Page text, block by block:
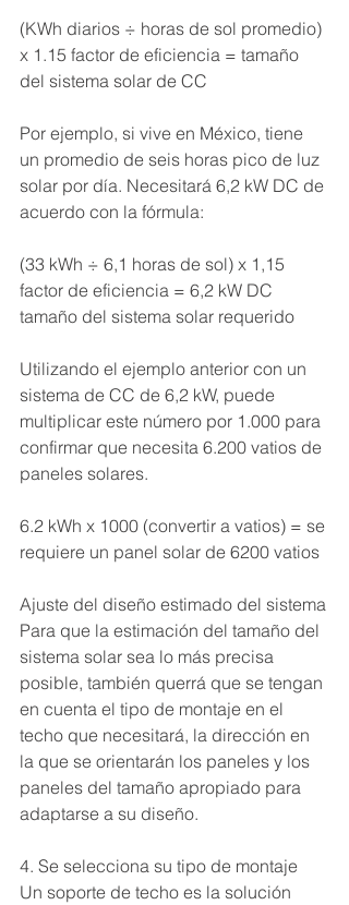
(KWh diarios ÷ horas de sol promedio)
x 1.15 factor de eficiencia = tamaño
del sistema solar de CC
Por ejemplo, si vive en México, tiene
un promedio de seis horas pico de luz
solar por día. Necesitará 6,2 kW DC de
acuerdo con la fórmula:
(33 kWh ÷ 6,1 horas de sol) x 1,15
factor de eficiencia = 6,2 kW DC
tamaño del sistema solar requerido
Utilizando el ejemplo anterior con un
sistema de CC de 6,2 kW, puede
multiplicar este número por 1.000 para
confirmar que necesita 6.200 vatios de
paneles solares.
6.2 kWh x 1000 (convertir a vatios) = se
requiere un panel solar de 6200 vatios
Ajuste del diseño estimado del sistema
Para que la estimación del tamaño del
sistema solar sea lo más precisa
posible, también querrá que se tengan
en cuenta el tipo de montaje en el
techo que necesitará, la dirección en
la que se orientarán los paneles y los
paneles del tamaño apropiado para
adaptarse a su diseño.
4. Se selecciona su tipo de montaje
Un soporte de techo es la solución